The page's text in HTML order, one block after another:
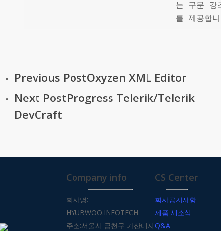
는 구문 강
를 제공합
Previous PostOxyzen XML Editor
Next PostProgress Telerik/Telerik
DevCraft
Company info
회사명:
HYUBWOO.INFOTECH
주소:서울시 금천구 가산디지
CS Center
회사공지사항
제품 새소식
Q&A